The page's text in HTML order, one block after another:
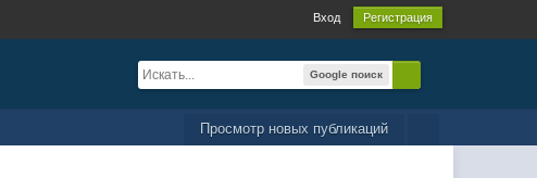
Вход Регистрация
Google поиск
Просмотр новых публикаций